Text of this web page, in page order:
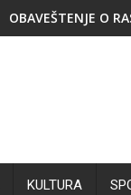
OBAVEŠTENJE O
KULTURA